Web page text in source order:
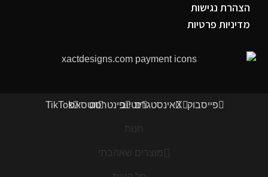
הצהרת נגישות
מדיניות פרטיות
פייסבוק XאינסטגרםיוטיובפינטרסטווטסאפTikTok
חנות
מוצרים שאהבתי